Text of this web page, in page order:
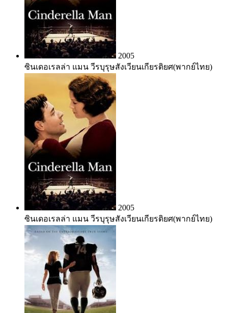
2005
ซินเดอเรลล่า แมน วีรบุรุษสังเวียนเกียรติยศ(พากย์ไทย)
2005
ซินเดอเรลล่า แมน วีรบุรุษสังเวียนเกียรติยศ(พากย์ไทย)